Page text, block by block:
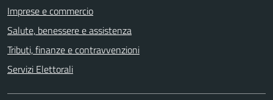
Imprese e commercio
Salute, benessere e assistenza
Tributi, finanze e contravvenzioni
Servizi Elettorali